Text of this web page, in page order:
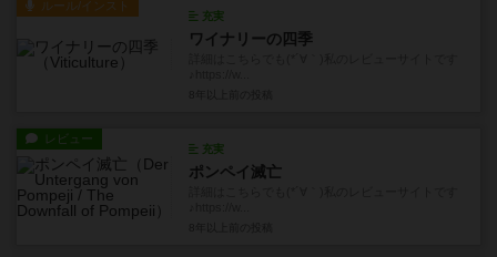
ルール/インスト
充実
ワイナリーの四季
レビュー
充実
ポンペイ滅亡